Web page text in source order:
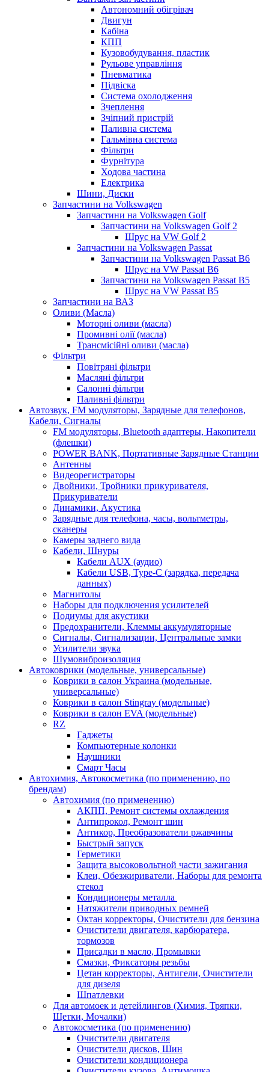
Автономний обігрівач
Двигун
Кабіна
КПП
Кузовобудування, пластик
Рульове управління
Пневматика
Підвіска
Система охолодження
Зчеплення
Зчіпний пристрій
Паливна система
Гальмівна система
Фільтри
Фурнітура
Ходова частина
Електрика
Шини, Диски
Запчастини на Volkswagen
Запчастини на Volkswagen Golf
Запчастини на Volkswagen Golf 2
Шрус на VW Golf 2
Запчастини на Volkswagen Passat
Запчастини на Volkswagen Passat B6
Шрус на VW Passat B6
Запчастини на Volkswagen Passat B5
Шрус на VW Passat B5
Запчастини на ВАЗ
Оливи (Масла)
Моторні оливи (масла)
Промивні олії (масла)
Трансмісійні оливи (масла)
Фільтри
Повітряні фільтри
Масляні фільтри
Салонні фільтри
Паливні фільтри
Автозвук, FM модуляторы, Зарядные для телефонов,
Кабели, Сигналы
FM модуляторы, Bluetooth адаптеры, Накопители
(флешки)
POWER BANK, Портативные Зарядные Станции
Антенны
Видеорегистраторы
Двойники, Тройники прикуривателя,
Прикуриватели
Динамики, Акустика
Зарядные для телефона, часы, вольтметры,
сканеры
Камеры заднего вида
Кабели, Шнуры
Кабели AUX (аудио)
Кабели USB, Type-C (зарядка, передача
данных)
Магнитолы
Наборы для подключения усилителей
Подиумы для акустики
Предохранители, Клеммы аккумуляторные
Сигналы, Сигнализации, Центральные замки
Усилители звука
Шумовиброизоляция
Автоковрики (модельные, универсальные)
Коврики в салон Украина (модельные,
универсальные)
Коврики в салон Stingray (модельные)
Коврики в салон EVA (модельные)
RZ
Гаджеты
Компьютерные колонки
Наушники
Смарт Часы
Автохимия, Автокосметика (по применению, по
брендам)
Автохимия (по применению)
АКПП, Ремонт системы охлаждения
Антипрокол, Ремонт шин
Антикор, Преобразователи ржавчины
Быстрый запуск
Герметики
Защита высоковольтной части зажигания
Клеи, Обезжириватели, Наборы для ремонта
стекол
Кондиционеры металла
Натяжители приводных ремней
Октан корректоры, Очистители для бензина
Очистители двигателя, карбюратера,
тормозов
Присадки в масло, Промывки
Смазки, Фиксаторы резьбы
Цетан корректоры, Антигели, Очистители
для дизеля
Шпатлевки
Для автомоек и детейлингов (Химия, Тряпки,
Щетки, Мочалки)
Автокосметика (по применению)
Очистители двигателя
Очистители дисков, Шин
Очистители кондиционера